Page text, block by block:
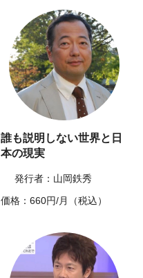
誰も説明しない世界と日
本の現実
発行者：山岡鉄秀
価格：660円/月（税込）